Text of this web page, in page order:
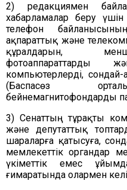
2) редакциямен
хабарламалар беру үшін
телефон
ақпараттық және
құралдарын,
фотоаппараттарды
компьютерлерді,
(Баспасөз
бейнемагнитофондарды
3) Сенаттың тұрақты
және депутаттық
шараларға қатысуға,
мемлекеттік органдар
үкіметтік емес
ғимаратында олармен